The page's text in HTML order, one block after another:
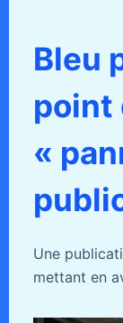
Bleu
point
«
Une
mettant en